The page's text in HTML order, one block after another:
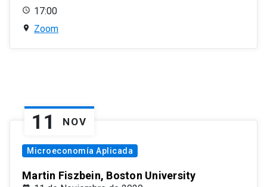
17:00
Zoom
11 NOV
Microeconomía Aplicada
Martin Fiszbein, Boston University